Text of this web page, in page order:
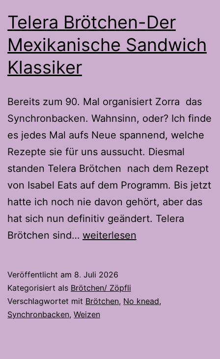
Telera Brötchen-Der
Mexikanische Sandwich
Klassiker
Bereits zum 90. Mal organisiert Zorra das
Synchronbacken. Wahnsinn, oder? Ich finde
es jedes Mal aufs Neue spannend, welche
Rezepte sie für uns aussucht. Diesmal
standen Telera Brötchen nach dem Rezept
von Isabel Eats auf dem Programm. Bis jetzt
hatte ich noch nie davon gehört, aber das
hat sich nun definitiv geändert. Telera
Brötchen sind… Telera
Mexikanische
Sandwich
Klassiker
weiterlesen
Veröffentlicht am 8. Juli 2026
Kategorisiert als Brötchen/ Zöpfli
Verschlagwortet mit Brötchen, No knead,
Synchronbacken, Weizen